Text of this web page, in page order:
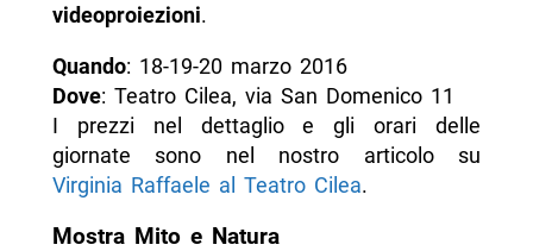
videoproiezioni.
Quando: 18-19-20 marzo 2016
Dove: Teatro Cilea, via San Domenico 11
I prezzi nel dettaglio e gli orari delle
giornate sono nel nostro articolo su
Virginia Raffaele al Teatro Cilea.
Mostra Mito e Natura